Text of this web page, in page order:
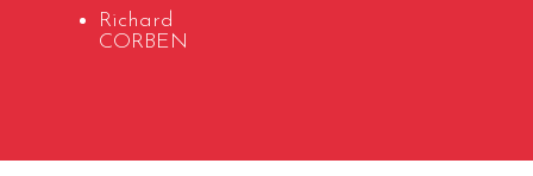
Richard
CORBEN